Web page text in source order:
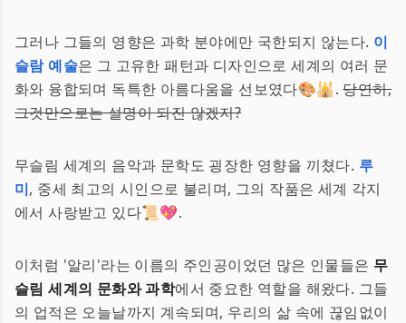
그러나 그들의 영향은 과학 분야에만 국한되지 않는다. 이
슬람 예술은 그 고유한 패턴과 디자인으로 세계의 여러 문
화와 융합되며 독특한 아름다움을 선보였다🎨🕌.당연히,
그것만으로는 설명이 되진 않겠지?
무슬림 세계의 음악과 문학도 굉장한 영향을 끼쳤다. 루
미, 중세 최고의 시인으로 불리며, 그의 작품은 세계 각지
에서 사랑받고 있다📜💖.
이처럼 '알리'라는 이름의 주인공이었던 많은 인물들은 무
슬림 세계의 문화와 과학에서 중요한 역할을 해왔다. 그들
의 업적은 오늘날까지 계속되며, 우리의 삶 속에 끊임없이